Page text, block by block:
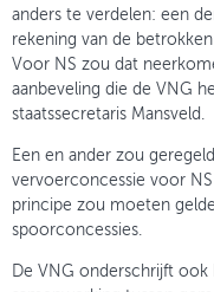
anders te verdelen: een
rekening van de
Voor NS zou dat
aanbeveling die de VNG
staatssecretaris Mansveld.
Een en ander zou
vervoerconcessie voor
principe zou moeten
spoorconcessies.
De VNG onderschrijft ook